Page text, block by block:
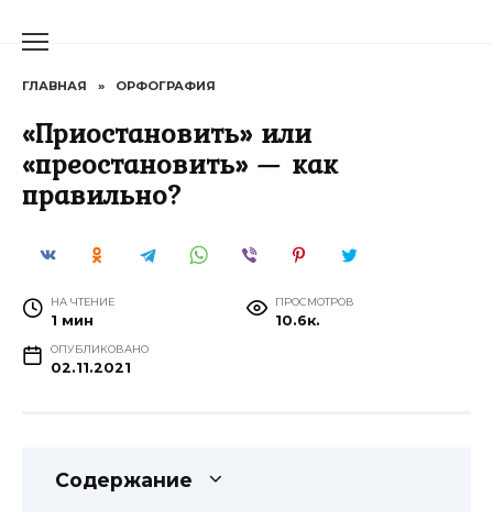
ГЛАВНАЯ » ОРФОГРАФИЯ
«Приостановить» или
«преостановить» — как
правильно?
НА ЧТЕНИЕ
1 мин
ПРОСМОТРОВ
10.6к.
ОПУБЛИКОВАНО
02.11.2021
Содержание